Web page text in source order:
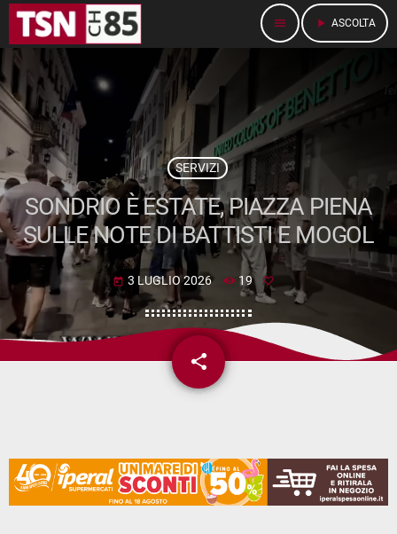
menu play_arrow ASCOLTA
SERVIZI
SONDRIO È ESTATE, PIAZZA PIENA
SULLE NOTE DI BATTISTI E MOGOL
today 3 LUGLIO 2026 19
share
email